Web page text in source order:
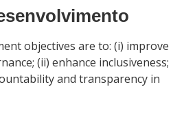
objectives are to: (i) improve
(ii) enhance inclusiveness;
and transparency in